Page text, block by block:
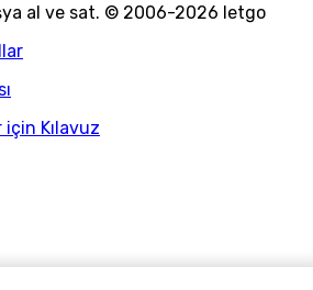
al ve sat. © 2006-2026 letgo
Kılavuz